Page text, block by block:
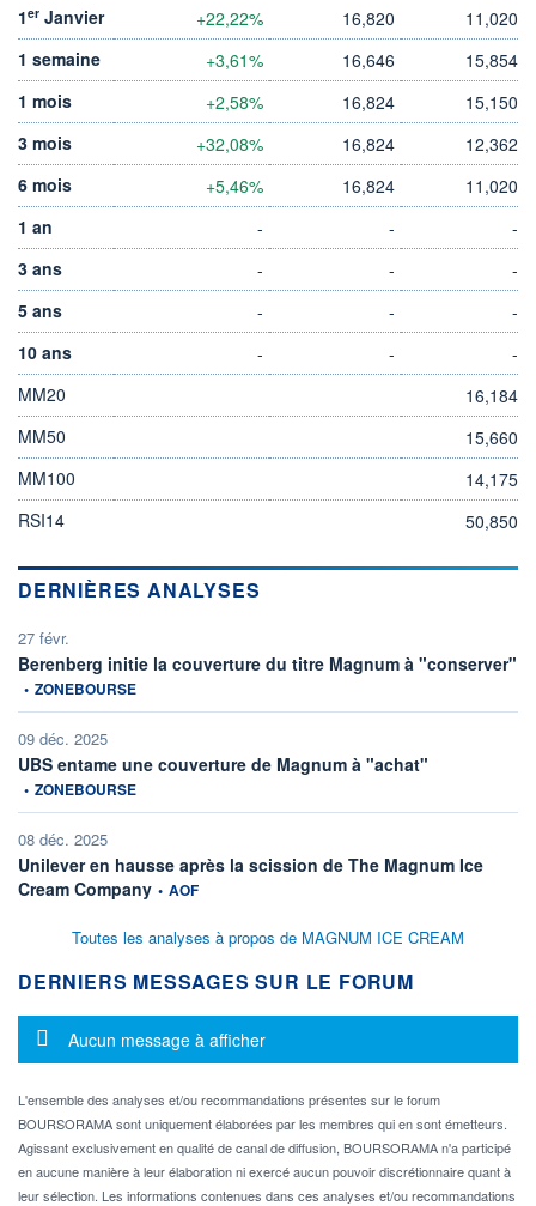
1er Janvier +22,22% 16,820
11,020
1 semaine
+3,61% 16,646
15,854
1 mois
+2,58% 16,824
15,150
3 mois
+32,08% 16,824
12,362
6 mois
+5,46% 16,824
11,020
1 an
- -
-
3 ans
- -
-
5 ans
- -
-
10 ans
- -
-
MM20
16,184
MM50
15,660
MM100
14,175
RSI14
50,850
DERNIÈRES ANALYSES
27 févr.
Berenberg initie la couverture du titre Magnum à "conserver"
• ZONEBOURSE
09 déc. 2025
UBS entame une couverture de Magnum à "achat"
• ZONEBOURSE
08 déc. 2025
Unilever en hausse après la scission de The Magnum Ice
Cream Companyinformation fournie par
• AOF
Toutes les analyses à propos de MAGNUM ICE CREAM
DERNIERS MESSAGES SUR LE FORUM
Message d'information
Aucun message à afficher
L'ensemble des analyses et/ou recommandations présentes sur le forum
BOURSORAMA sont uniquement élaborées par les membres qui en sont émetteurs.
Agissant exclusivement en qualité de canal de diffusion, BOURSORAMA n'a participé
en aucune manière à leur élaboration ni exercé aucun pouvoir discrétionnaire quant à
leur sélection. Les informations contenues dans ces analyses et/ou recommandations